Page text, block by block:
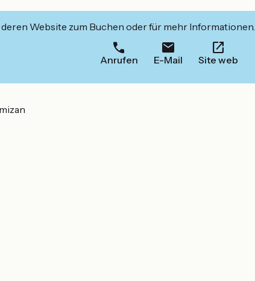
Website zum Buchen oder für mehr Informationen.
Anrufen E-Mail Site web